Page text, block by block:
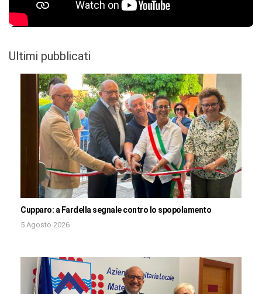
Ultimi pubblicati
Cupparo: a Fardella segnale contro lo spopolamento
5 Agosto 2026